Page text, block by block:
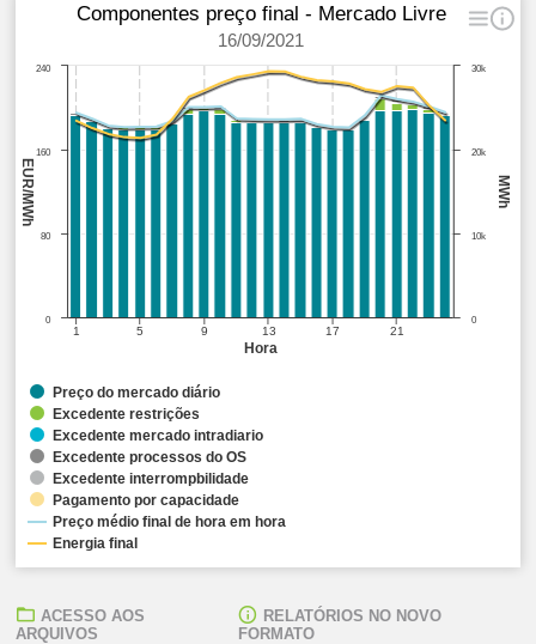
Hora
MWh
EUR/MWh
Componentes preço final - Mercado Livre
16/09/2021
1 5 9 13 17 21
0
30k
10k
20k
0
240
80
160
Preço do mercado diário
Excedente restrições
Excedente mercado intradiario
Excedente processos do OS
Excedente interrompbilidade
Pagamento por capacidade
Preço médio final de hora em hora
Energia final
ACESSO AOS
ARQUIVOS
RELATÓRIOS NO NOVO
FORMATO